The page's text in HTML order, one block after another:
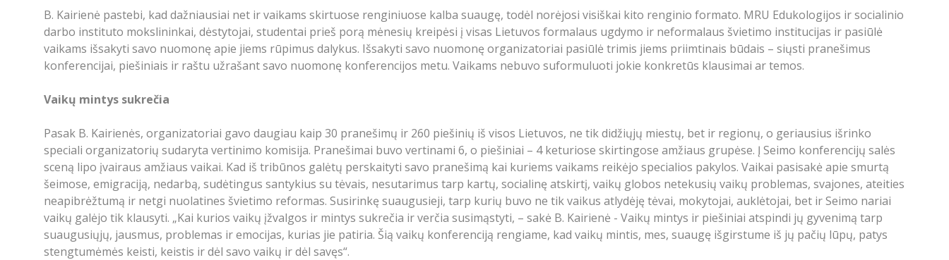
B. Kairienė pastebi, kad dažniausiai net ir vaikams skirtuose renginiuose kalba suaugę, todėl norėjosi visiškai kito renginio formato. MRU Edukologijos ir socialinio
darbo instituto mokslininkai, dėstytojai, studentai prieš porą mėnesių kreipėsi į visas Lietuvos formalaus ugdymo ir neformalaus švietimo institucijas ir pasiūlė
vaikams išsakyti savo nuomonę apie jiems rūpimus dalykus. Išsakyti savo nuomonę organizatoriai pasiūlė trimis jiems priimtinais būdais – siųsti pranešimus
konferencijai, piešiniais ir raštu užrašant savo nuomonę konferencijos metu. Vaikams nebuvo suformuluoti jokie konkretūs klausimai ar temos.
Vaikų mintys sukrečia
Pasak B. Kairienės, organizatoriai gavo daugiau kaip 30 pranešimų ir 260 piešinių iš visos Lietuvos, ne tik didžiųjų miestų, bet ir regionų, o geriausius išrinko
speciali organizatorių sudaryta vertinimo komisija. Pranešimai buvo vertinami 6, o piešiniai – 4 keturiose skirtingose amžiaus grupėse. Į Seimo konferencijų salės
sceną lipo įvairaus amžiaus vaikai. Kad iš tribūnos galėtų perskaityti savo pranešimą kai kuriems vaikams reikėjo specialios pakylos. Vaikai pasisakė apie smurtą
šeimose, emigraciją, nedarbą, sudėtingus santykius su tėvais, nesutarimus tarp kartų, socialinę atskirtį, vaikų globos netekusių vaikų problemas, svajones, ateities
neapibrėžtumą ir netgi nuolatines švietimo reformas. Susirinkę suaugusieji, tarp kurių buvo ne tik vaikus atlydėję tėvai, mokytojai, auklėtojai, bet ir Seimo nariai
vaikų galėjo tik klausyti. „Kai kurios vaikų įžvalgos ir mintys sukrečia ir verčia susimąstyti, – sakė B. Kairienė - Vaikų mintys ir piešiniai atspindi jų gyvenimą tarp
suaugusiųjų, jausmus, problemas ir emocijas, kurias jie patiria. Šią vaikų konferenciją rengiame, kad vaikų mintis, mes, suaugę išgirstume iš jų pačių lūpų, patys
stengtumėmės keisti, keistis ir dėl savo vaikų ir dėl savęs“.